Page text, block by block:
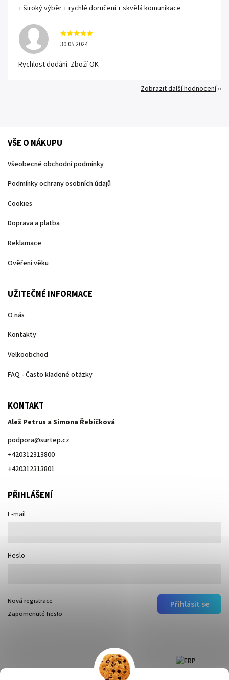
+ široký výběr + rychlé doručení + skvělá komunikace
30.05.2024
Rychlost dodání. Zboží OK
Zobrazit další hodnocení
VŠE O NÁKUPU
Všeobecné obchodní podmínky
Podmínky ochrany osobních údajů
Cookies
Doprava a platba
Reklamace
Ověření věku
UŽITEČNÉ INFORMACE
O nás
Kontakty
Velkoobchod
FAQ - Často kladené otázky
KONTAKT
Aleš Petrus a Simona Řebíčková
podpora@surtep.cz
+420312313800
+420312313801
PŘIHLÁŠENÍ
E-mail
Heslo
Přihlásit se
Nová registrace
Zapomenuté heslo